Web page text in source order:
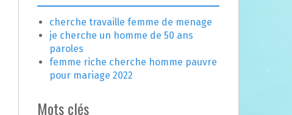
cherche travaille femme de menage
je cherche un homme de 50 ans
paroles
femme riche cherche homme pauvre
pour mariage 2022
Mots clés